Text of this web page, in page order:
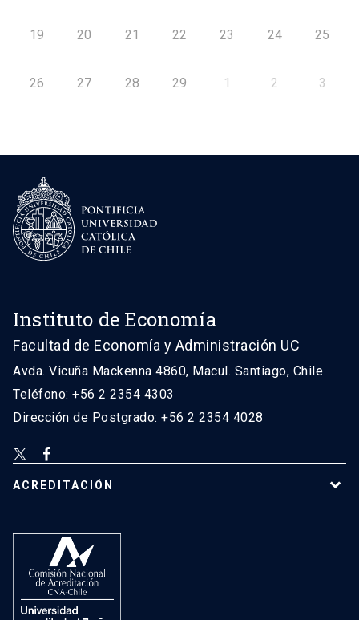
19 20 21 22 23 24 25
26 27 28 29 1 2 3
Instituto de Economía
Facultad de Economía y Administración UC
Avda. Vicuña Mackenna 4860, Macul. Santiago, Chile
Teléfono: +56 2 2354 4303
Dirección de Postgrado: +56 2 2354 4028
ACREDITACIÓN